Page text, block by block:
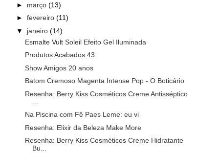
► março (13)
► fevereiro (11)
▼ janeiro (14)
Esmalte Vult Soleil Efeito Gel Iluminada
Produtos Acabados 43
Show Amigos 20 anos
Batom Cremoso Magenta Intense Pop - O Boticário
Resenha: Berry Kiss Cosméticos Creme Antisséptico
Na Piscina com Fê Paes Leme: eu vi
Resenha: Elixir da Beleza Make More
Resenha: Berry Kiss Cosméticos Creme Hidratante
Bu...